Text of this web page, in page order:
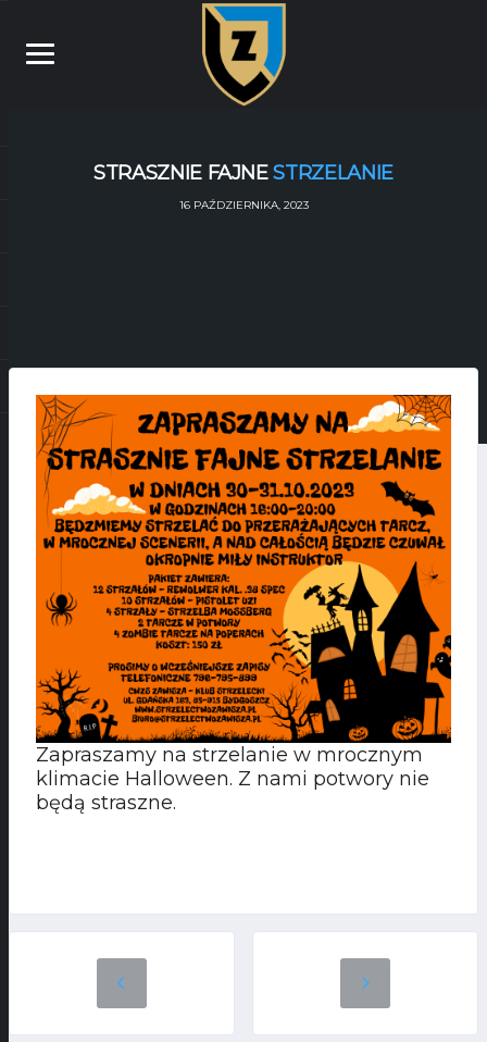
STRASZNIE FAJNESTRZELANIE
16 PAŹDZIERNIKA, 2023
Zapraszamy na strzelanie w mrocznym
klimacie Halloween. Z nami potwory nie
będą straszne.